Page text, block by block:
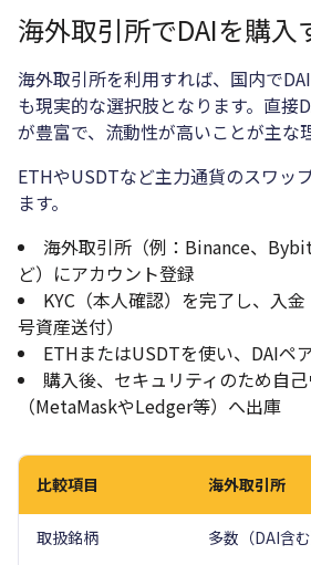
海外取引所でDAIを購入
海外取引所を利用すれば、国内で
も現実的な選択肢となります。直接
が豊富で、流動性が高いことが主な
ETHやUSDTなど主力通貨のスワッ
ます。
海外取引所（例：Binance、
ど）にアカウント登録
KYC（本人確認）を完了し、入
号資産送付）
ETHまたはUSDTを使い、DAIペ
購入後、セキュリティのため自
（MetaMaskやLedger等）へ出庫
比較項目 海外取引所
取扱銘柄 多数（DAI含む